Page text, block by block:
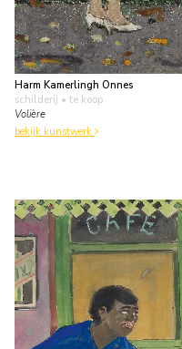
Harm Kamerlingh Onnes
schilderij • te koop
Volière
bekijk kunstwerk